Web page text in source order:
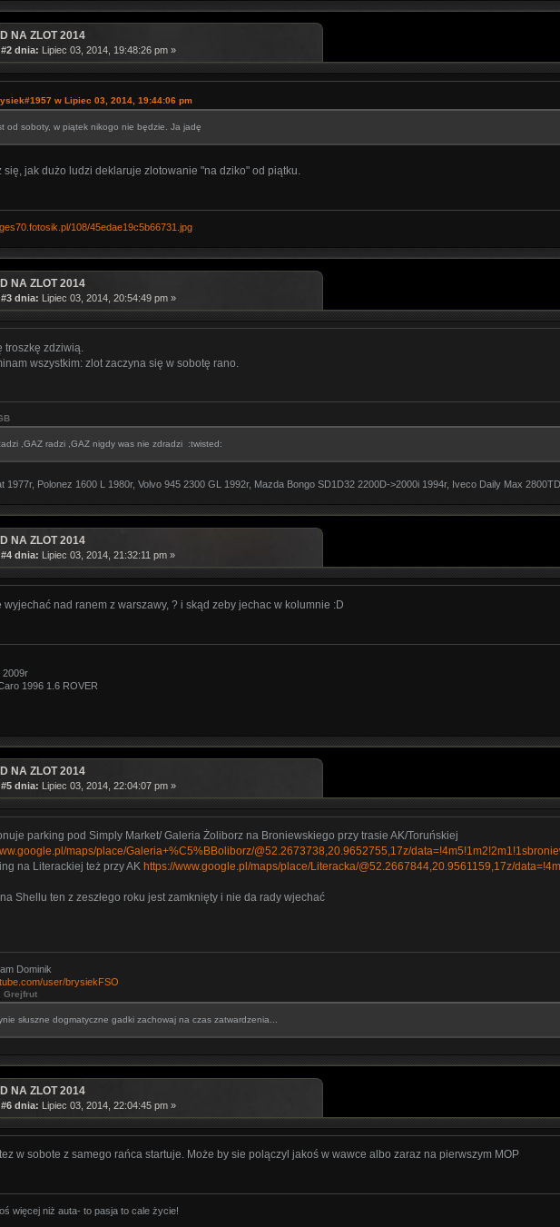
NA ZLOT 2014
dnia: Lipiec 03, 2014, 19:48:26 pm »
w Lipiec 03, 2014, 19:44:06 pm
od soboty, w piątek nikogo nie będzie. Ja jadę
się, jak dużo ludzi deklaruje zlotowanie "na dziko" od piątku.
108/45edae19c5b66731.jpg
NA ZLOT 2014
dnia: Lipiec 03, 2014, 20:54:49 pm »
troszkę zdziwią.
wszystkim: zlot zaczyna się w sobotę rano.
,GAZ radzi ,GAZ nigdy was nie zdradzi :twisted:
1977r, Polonez 1600 L 1980r, Volvo 945 2300 GL 1992r, Mazda Bongo SD1D32 2200D->2000i 1994r, Iveco Daily Max
NA ZLOT 2014
dnia: Lipiec 03, 2014, 21:32:11 pm »
wyjechać nad ranem z warszawy, ? i skąd zeby jechac w kolumnie :D
2009r
1996 1.6 ROVER
NA ZLOT 2014
dnia: Lipiec 03, 2014, 22:04:07 pm »
parking pod Simply Market/ Galeria Żoliborz na Broniewskiego przy trasie AK/Toruńskiej
maps/place/Galeria+%C5%BBoliborz/@52.2673738,20.9652755,17z/
na Literackiej też przy AK https://www.google.pl/maps/place/Literacka/@52.2667844,20.9561159,17z/
Shellu ten z zeszłego roku jest zamknięty i nie da rady wjechać
Dominik
user/brysiekFSO
Grejfrut
słuszne dogmatyczne gadki zachowaj na czas zatwardzenia...
NA ZLOT 2014
dnia: Lipiec 03, 2014, 22:04:45 pm »
w sobote z samego rańca startuje. Może by sie polączyl jakoś w wawce albo zaraz na pierwszym MOP
więcej niż auta- to pasja to cale życie!